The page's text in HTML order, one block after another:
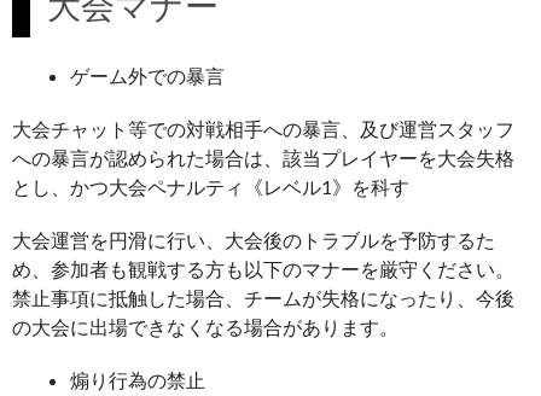
ゲーム外での暴言
大会チャット等での対戦相手への暴言、及び運営スタッフ
への暴言が認められた場合は、該当プレイヤーを大会失格
とし、かつ大会ペナルティ《レベル1》を科す
大会運営を円滑に行い、大会後のトラブルを予防するた
め、参加者も観戦する方も以下のマナーを厳守ください。
禁止事項に抵触した場合、チームが失格になったり、今後
の大会に出場できなくなる場合があります。
煽り行為の禁止